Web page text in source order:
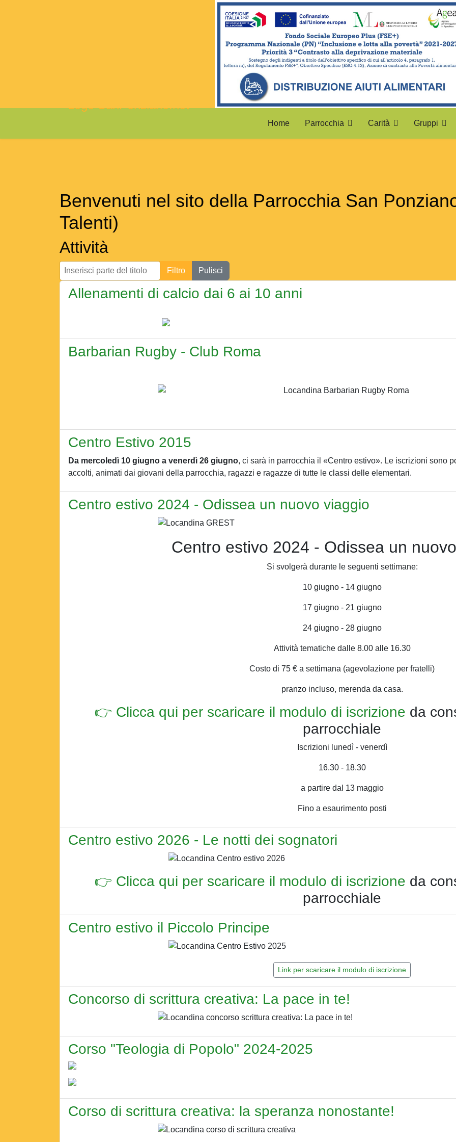
Home Parrocchia Carità Gruppi
Benvenuti nel sito della Parrocchia San
Talenti)
Attività
Inserisci parte del titolo Filtro Pulisci
Allenamenti di calcio dai 6 ai 10 anni
Barbarian Rugby - Club Roma
Centro Estivo 2015
Da mercoledì 10 giugno a venerdì 26 giugno, ci sarà in parrocchia il «Centro estivo». Le iscrizioni sono
accolti, animati dai giovani della parrocchia, ragazzi e ragazze di tutte le classi delle elementari.
Centro estivo 2024 - Odissea un nuovo viaggio
Centro estivo 2024 - Odissea un
Si svolgerà durante le seguenti settimane:
10 giugno - 14 giugno
17 giugno - 21 giugno
24 giugno - 28 giugno
Attività tematiche dalle 8.00 alle 16.30
Costo di 75 € a settimana (agevolazione per fratelli)
pranzo incluso, merenda da casa.
👉 Clicca qui per scaricare il modulo di iscrizione da
parrocchiale
Iscrizioni lunedì - venerdì
16.30 - 18.30
a partire dal 13 maggio
Fino a esaurimento posti
Centro estivo 2026 - Le notti dei sognatori
👉 Clicca qui per scaricare il modulo di iscrizione da
parrocchiale
Centro estivo il Piccolo Principe
Link per scaricare il modulo di iscrizione
Concorso di scrittura creativa: La pace in te!
Corso "Teologia di Popolo" 2024-2025
Corso di scrittura creativa: la speranza nonostante!